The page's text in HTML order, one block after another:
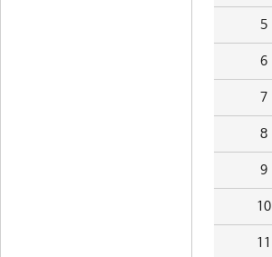
5
6
7
8
9
10
11